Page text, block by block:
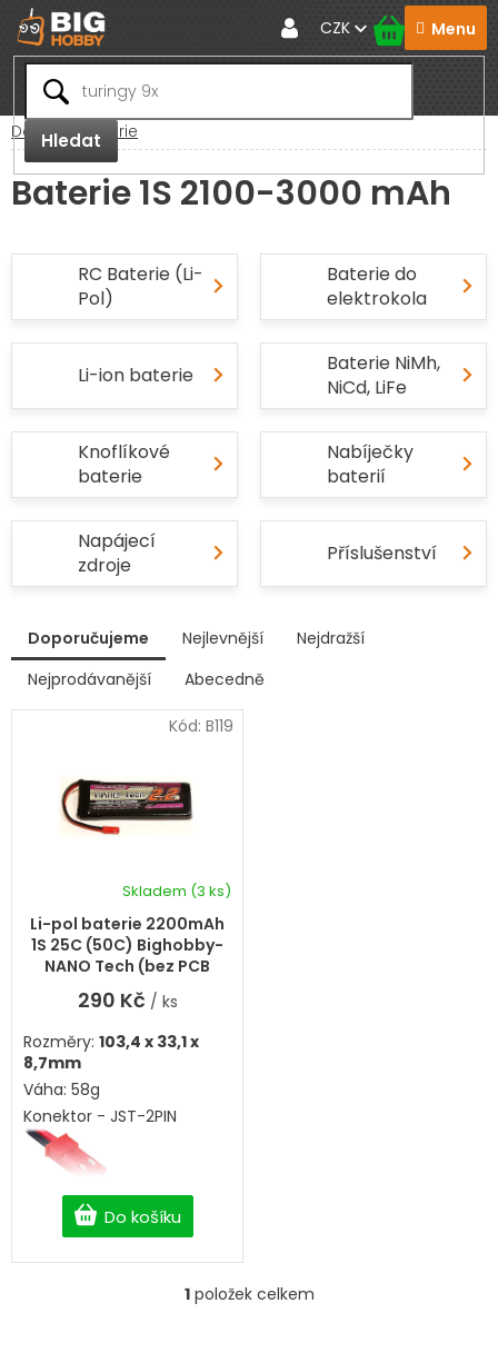
Přejít
na
obsah
Hledat
CZK
Domů Baterie
Baterie 1S 2100-3000 mAh
RC Baterie (Li-
Pol)
Baterie do
elektrokola
Li-ion baterie
Baterie NiMh,
NiCd, LiFe
Knoflíkové
baterie
Nabíječky
baterií
Napájecí
zdroje
Příslušenství
a
Doporučujeme Nejlevnější
Nejdražší
Nejprodávanější
Abecedně
ý
i
Li-pol baterie 2200mAh
1S 25C (50C) Bighobby-
NANO Tech (bez PCB
ochrany)
Skladem (3 ks)
290 Kč / ks
Do košíku
Rozměry: 103,4 x 33,1 x
8,7mm
Váha: 58g
Konektor - JST-2PIN
Kód: B119
O
1položek celkem